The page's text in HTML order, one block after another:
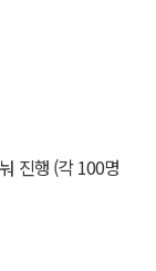
진행 (각 100명